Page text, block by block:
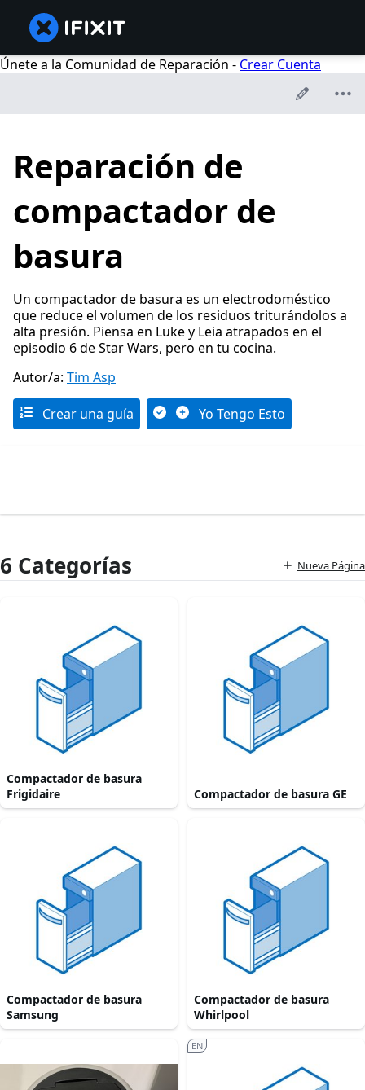
Únete a la Comunidad de Reparación - Crear Cuenta
Reparación de
compactador de
basura
Un compactador de basura es un electrodoméstico
que reduce el volumen de los residuos triturándolos a
alta presión. Piensa en Luke y Leia atrapados en el
episodio 6 de Star Wars, pero en tu cocina.
Autor/a: Tim Asp
Crear una guía Yo Tengo Esto
6 Categorías Nueva Página
Compactador de basura
Frigidaire
Compactador de basura GE
Compactador de basura
Samsung
Compactador de basura
Whirlpool
EN